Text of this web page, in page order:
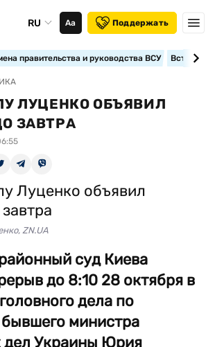
RU Аа Поддержать
правительства и руководства ВСУ
ЛУЦЕНКО ОБЪЯВИЛ
ЗАВТРА
ZN.UA
суд Киева
до 8:10 28 октября в
дела по
министра
дел Украины Юрия